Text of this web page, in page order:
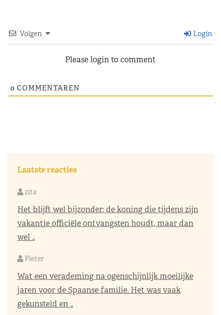
Volgen Login
Please login to comment
0 COMMENTAREN
Laatste reacties
zita
Het blijft wel bijzonder: de koning die tijdens zijn
vakantie officiële ontvangsten houdt, maar dan
wel ..
Pieter
Wat een verademing na ogenschijnlijk moeilijke
jaren voor de Spaanse familie. Het was vaak
gekunsteld en ..